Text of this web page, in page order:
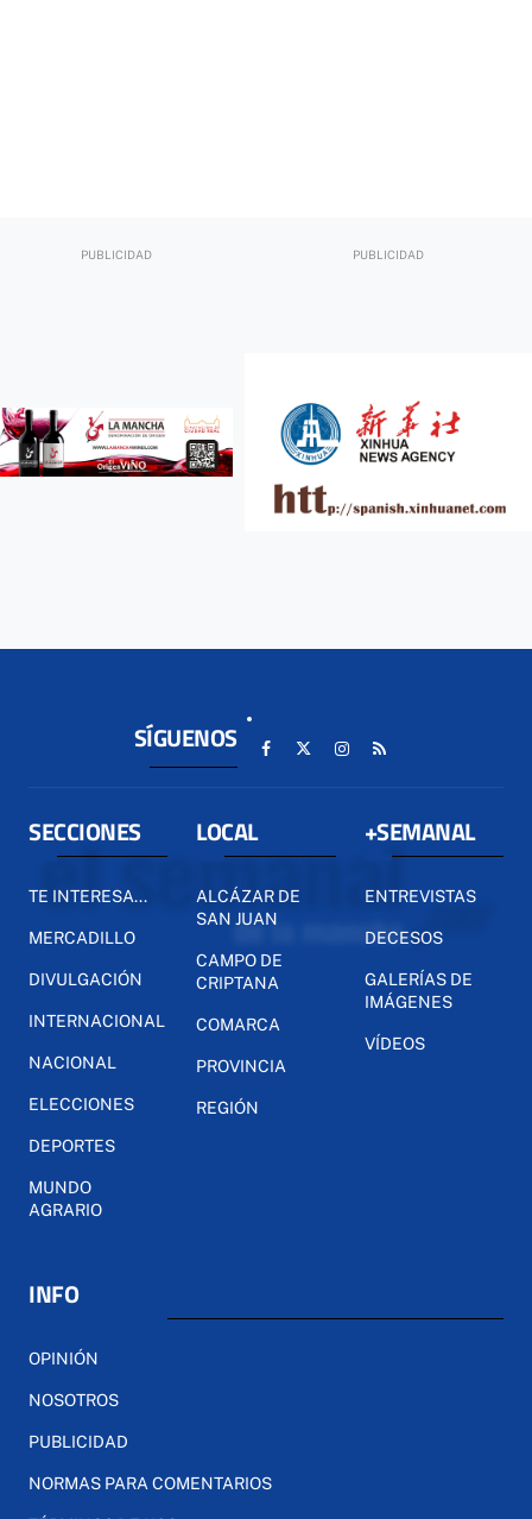
SÍGUENOS
SECCIONES
TE INTERESA...
MERCADILLO
DIVULGACIÓN
INTERNACIONAL
NACIONAL
ELECCIONES
DEPORTES
MUNDO
AGRARIO
LOCAL
ALCÁZAR DE
SAN JUAN
CAMPO DE
CRIPTANA
COMARCA
PROVINCIA
REGIÓN
+SEMANAL
ENTREVISTAS
DECESOS
GALERÍAS DE
IMÁGENES
VÍDEOS
INFO
OPINIÓN
NOSOTROS
PUBLICIDAD
NORMAS PARA COMENTARIOS